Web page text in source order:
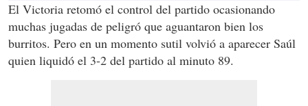
El Victoria retomó el control del partido ocasionando
muchas jugadas de peligró que aguantaron bien los
burritos. Pero en un momento sutil volvió a aparecer Saúl
quien liquidó el 3-2 del partido al minuto 89.